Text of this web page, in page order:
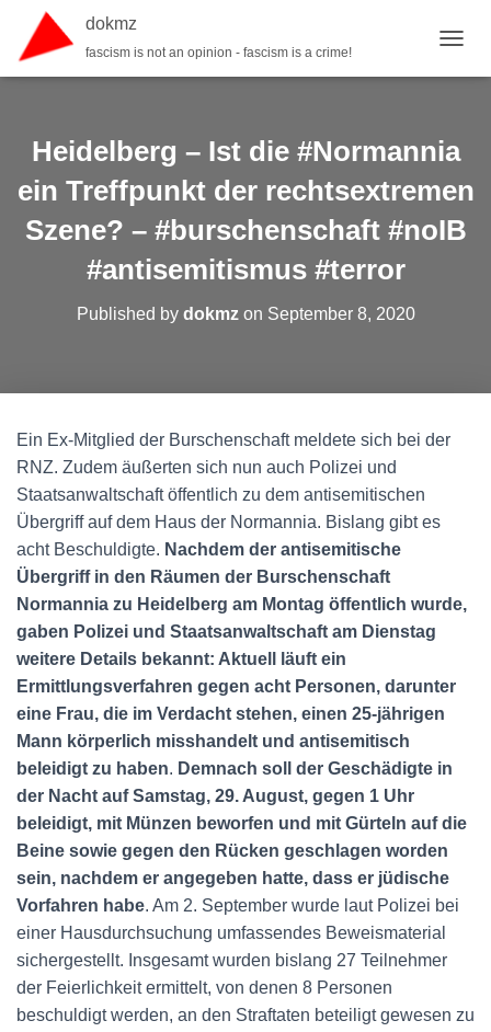
dokmz
fascism is not an opinion - fascism is a crime!
Heidelberg – Ist die #Normannia
ein Treffpunkt der rechtsextremen
Szene? – #burschenschaft #noIB
#antisemitismus #terror
Published by dokmzon September 8, 2020
Ein Ex-Mitglied der Burschenschaft meldete sich bei der
RNZ. Zudem äußerten sich nun auch Polizei und
Staatsanwaltschaft öffentlich zu dem antisemitischen
Übergriff auf dem Haus der Normannia. Bislang gibt es
acht Beschuldigte. Nachdem der antisemitische
Übergriff in den Räumen der Burschenschaft
Normannia zu Heidelberg am Montag öffentlich wurde,
gaben Polizei und Staatsanwaltschaft am Dienstag
weitere Details bekannt: Aktuell läuft ein
Ermittlungsverfahren gegen acht Personen, darunter
eine Frau, die im Verdacht stehen, einen 25-jährigen
Mann körperlich misshandelt und antisemitisch
beleidigt zu haben. Demnach soll der Geschädigte in
der Nacht auf Samstag, 29. August, gegen 1 Uhr
beleidigt, mit Münzen beworfen und mit Gürteln auf die
Beine sowie gegen den Rücken geschlagen worden
sein, nachdem er angegeben hatte, dass er jüdische
Vorfahren habe. Am 2. September wurde laut Polizei bei
einer Hausdurchsuchung umfassendes Beweismaterial
sichergestellt. Insgesamt wurden bislang 27 Teilnehmer
der Feierlichkeit ermittelt, von denen 8 Personen
beschuldigt werden, an den Straftaten beteiligt gewesen zu